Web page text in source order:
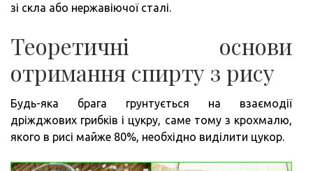
зі скла або нержавіючої сталі.
Теоретичні основи
отримання спирту з рису
Будь-яка брага грунтується на взаємодії
дріжджових грибків і цукру, саме тому з крохмалю,
якого в рисі майже 80%, необхідно виділити цукор.